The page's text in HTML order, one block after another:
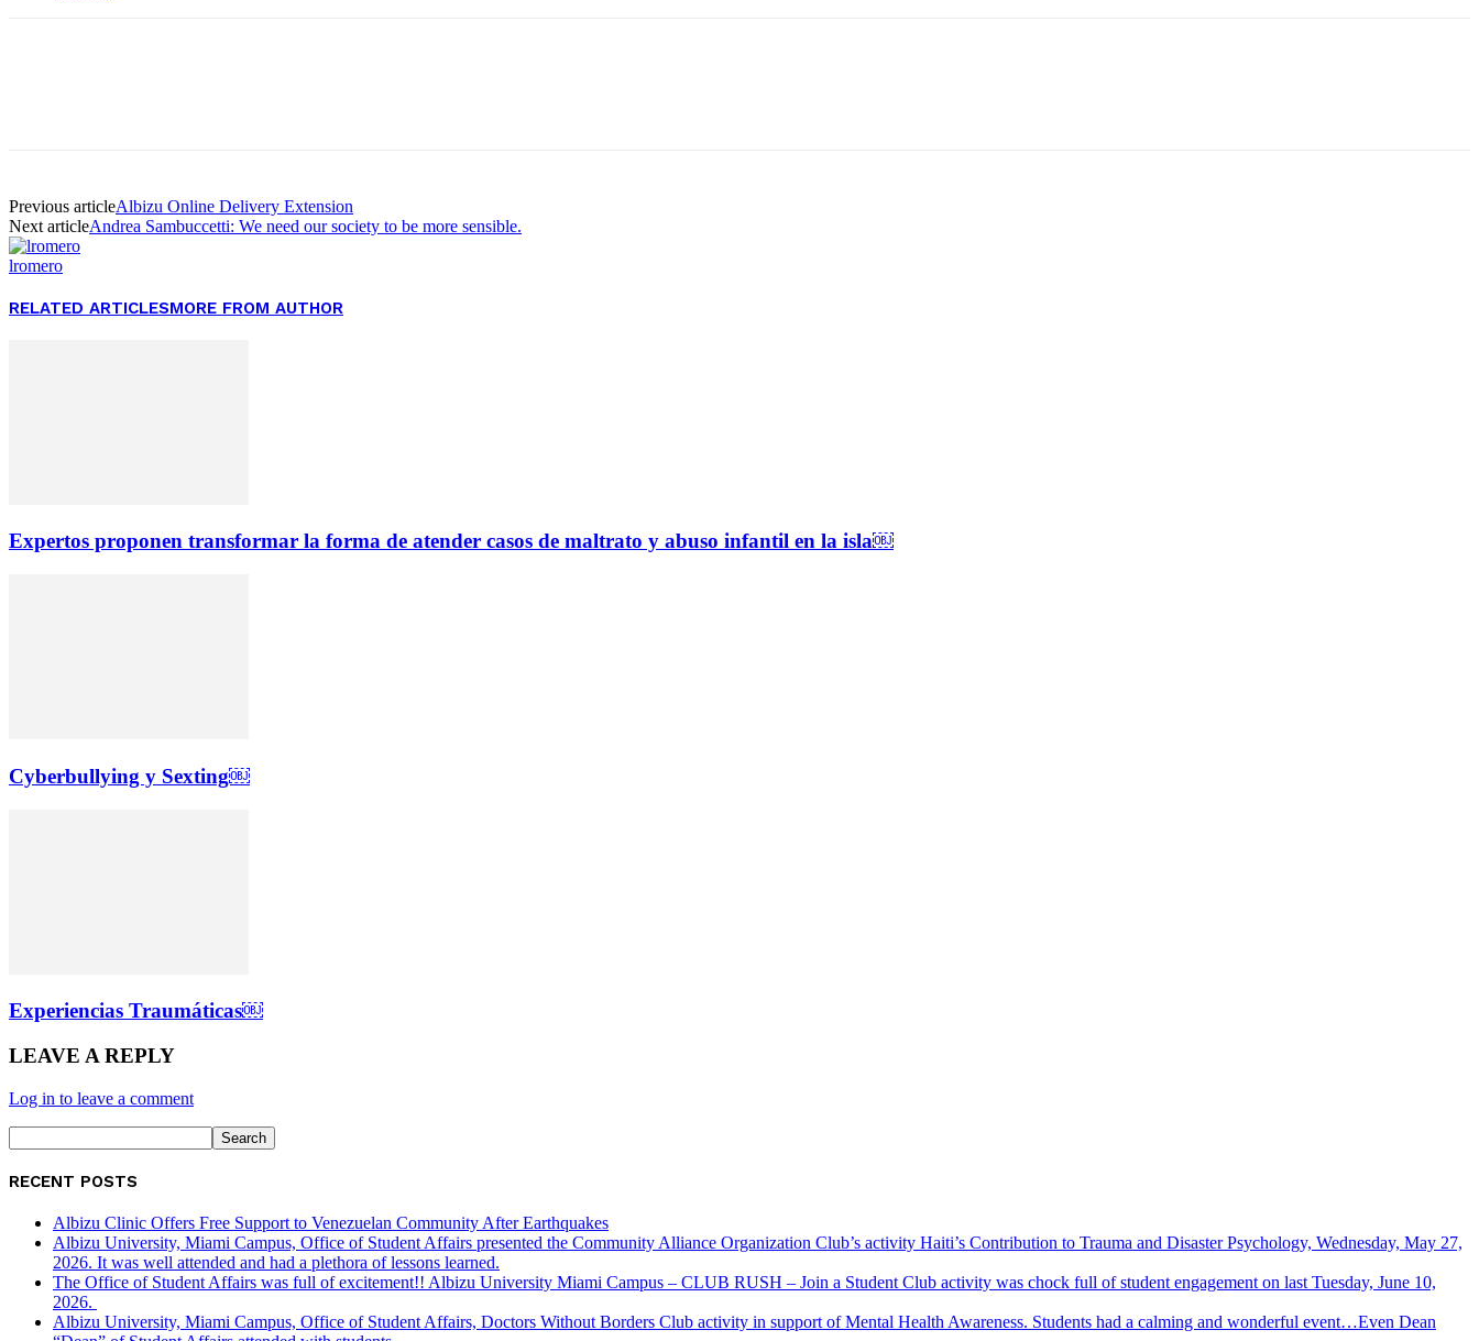
Previous articleAlbizu Online Delivery Extension
Next articleAndrea Sambuccetti: We need our society to be more sensible.
lromero
RELATED ARTICLESMORE FROM AUTHOR
Expertos proponen transformar la forma de atender casos de maltrato y abuso infantil en la isla￼
Cyberbullying y Sexting￼
Experiencias Traumáticas￼
LEAVE A REPLY
Log in to leave a comment
RECENT POSTS
Albizu Clinic Offers Free Support to Venezuelan Community After Earthquakes
Albizu University, Miami Campus, Office of Student Affairs presented the Community Alliance Organization Club’s activity Haiti’s Contribution to Trauma and Disaster Psychology, Wednesday, May 27,
2026. It was well attended and had a plethora of lessons learned.
The Office of Student Affairs was full of excitement!! Albizu University Miami Campus – CLUB RUSH – Join a Student Club activity was chock full of student engagement on last Tuesday, June 10,
2026.
Albizu University, Miami Campus, Office of Student Affairs, Doctors Without Borders Club activity in support of Mental Health Awareness. Students had a calming and wonderful event…Even Dean